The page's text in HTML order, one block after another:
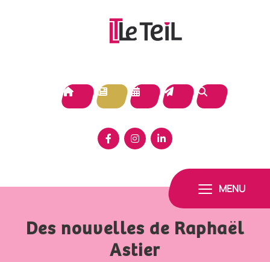
MENU
Des nouvelles de Raphaël
Astier